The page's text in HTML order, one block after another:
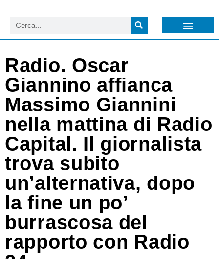
Radio. Oscar
Giannino affianca
Massimo Giannini
nella mattina di Radio
Capital. Il giornalista
trova subito
un’alternativa, dopo
la fine un po’
burrascosa del
rapporto con Radio